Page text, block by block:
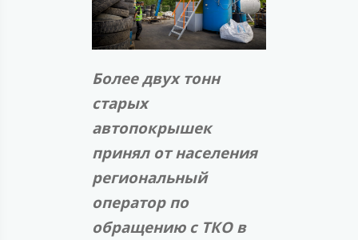
Более двух тонн
старых
автопокрышек
принял от населения
региональный
оператор по
обращению с ТКО в